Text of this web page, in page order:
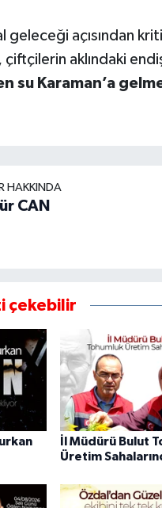
geleceği açısından
çiftçilerin aklındaki
su Karaman’a
HAKKINDA
CAN
çekebilir
İl Müdürü Bulut
Üretim